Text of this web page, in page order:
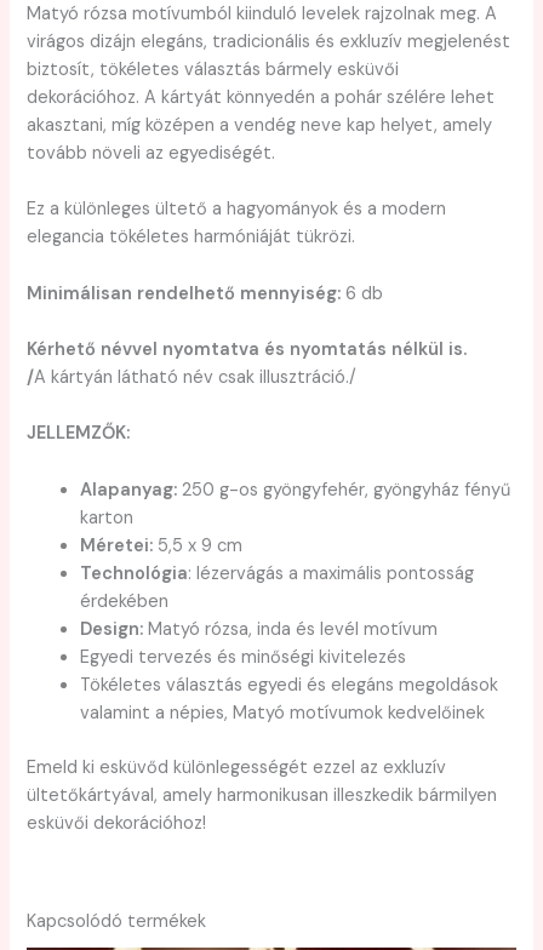
Matyó rózsa motívumból kiinduló levelek rajzolnak meg. A
virágos dizájn elegáns, tradicionális és exkluzív megjelenést
biztosít, tökéletes választás bármely esküvői
dekorációhoz. A kártyát könnyedén a pohár szélére lehet
akasztani, míg középen a vendég neve kap helyet, amely
tovább növeli az egyediségét.
Ez a különleges ültető a hagyományok és a modern
elegancia tökéletes harmóniáját tükrözi.
Minimálisan rendelhető mennyiség: 6 db
Kérhető névvel nyomtatva és nyomtatás nélkül is.
/A kártyán látható név csak illusztráció./
JELLEMZŐK:
Alapanyag: 250 g-os gyöngyfehér, gyöngyház fényű
karton
Méretei: 5,5 x 9 cm
Technológia: lézervágás a maximális pontosság
érdekében
Design: Matyó rózsa, inda és levél motívum
Egyedi tervezés és minőségi kivitelezés
Tökéletes választás egyedi és elegáns megoldások
valamint a népies, Matyó motívumok kedvelőinek
Emeld ki esküvőd különlegességét ezzel az exkluzív
ültetőkártyával, amely harmonikusan illeszkedik bármilyen
esküvői dekorációhoz!
Kapcsolódó termékek